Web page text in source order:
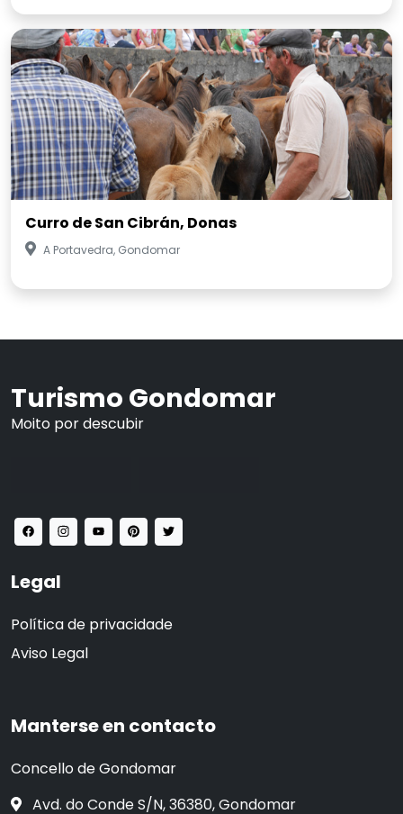
Curro de San Cibrán, Donas
A Portavedra, Gondomar
Turismo Gondomar
Moito por descubir
Legal
Política de privacidade
Aviso Legal
Manterse en contacto
Concello de Gondomar
Avd. do Conde S/N, 36380, Gondomar